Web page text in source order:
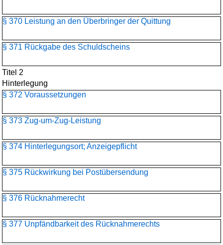
§ 370 Leistung an den Überbringer der Quittung
§ 371 Rückgabe des Schuldscheins
Titel 2
Hinterlegung
§ 372 Voraussetzungen
§ 373 Zug-um-Zug-Leistung
§ 374 Hinterlegungsort; Anzeigepflicht
§ 375 Rückwirkung bei Postübersendung
§ 376 Rücknahmerecht
§ 377 Unpfändbarkeit des Rücknahmerechts